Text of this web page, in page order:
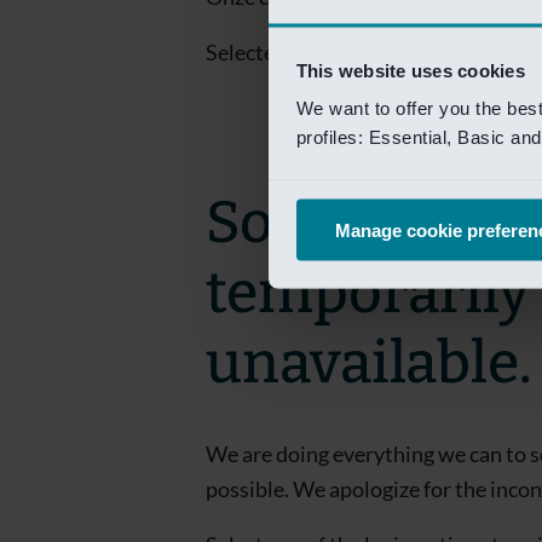
This website uses cookies
We want to offer you the
profiles: Essential, Basic
Manage cookie
Selecteer een van de login opties
Sorry! This
temporarily
unavailable.
We are doing everything we can to
possible. We apologize for the